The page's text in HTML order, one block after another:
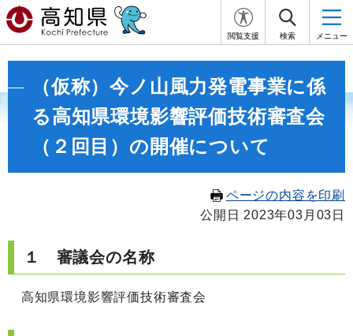
閲覧支援 検索 メニュー
（仮称）今ノ山風力発電事業に係
る高知県環境影響評価技術審査会
（２回目）の開催について
ページの内容を印刷
公開日 2023年03月03日
１ 審議会の名称
高知県環境影響評価技術審査会